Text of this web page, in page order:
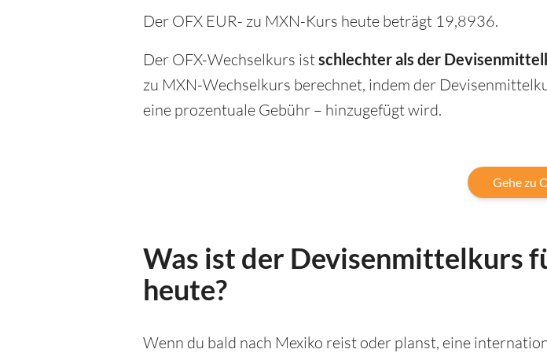
Der OFX EUR- zu MXN-Kurs heute beträgt 19,8936.
Der OFX-Wechselkurs istschlechter als der
zu MXN-Wechselkurs berechnet, indem der
eine prozentuale Gebühr – hinzugefügt wird.
Gehe zu
Was ist der Devisenmittelkurs
heute?
Wenn du bald nach Mexiko reist oder planst, eine